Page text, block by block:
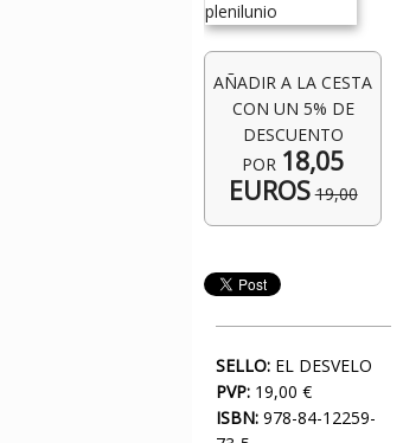
AÑADIR A LA CESTA
CON UN 5% DE
DESCUENTO
POR 18,05
EUROS 19,00
SELLO: EL DESVELO
PVP: 19,00 €
ISBN: 978-84-12259-